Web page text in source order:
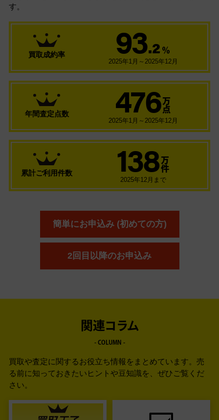
す。
買取成約率 93.2 ％
2025年1月～2025年12月
年間査定点数 476 万
点
2025年1月～2025年12月
累計ご利用件数 138 万
件
2025年12月まで
簡単にお申込み (初めての方)
2回目以降のお申込み
関連コラム
- COLUMN -
買取や査定に関するお役立ち情報をまとめています。 売
る前に知っておきたいヒントや豆知識を、ぜひご覧くだ
さい。